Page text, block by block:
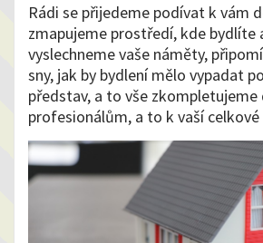
Rádi se přijedeme podívat k vám
zmapujeme prostředí, kde bydlíte
vyslechneme vaše náměty,
sny, jak by bydlení mělo vypadat
představ, a to vše zkompletujeme
profesionálům, a to k vaší